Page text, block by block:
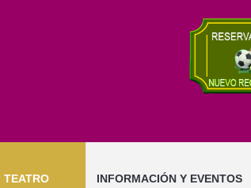
TEATRO INFORMACIÓN Y EVENTOS